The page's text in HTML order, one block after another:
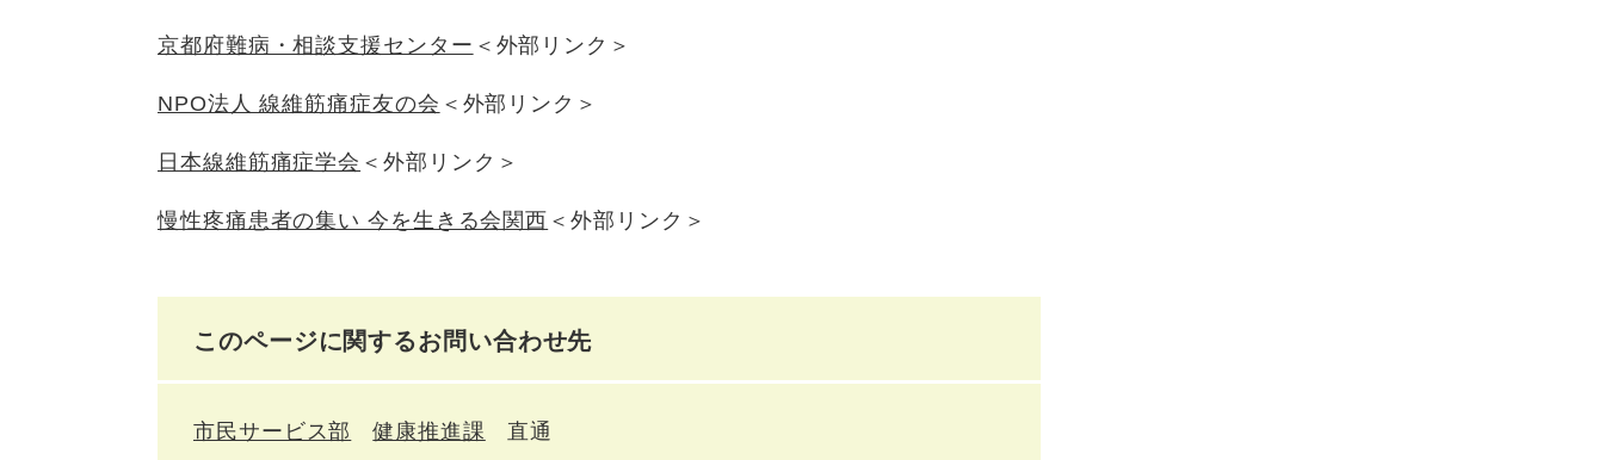
京都府難病・相談支援センター ＜外部リンク＞
NPO法人 線維筋痛症友の会 ＜外部リンク＞
日本線維筋痛症学会 ＜外部リンク＞
慢性疼痛患者の集い 今を生きる会関西 ＜外部リンク＞
このページに関するお問い合わせ先
市民サービス部 健康推進課 直通